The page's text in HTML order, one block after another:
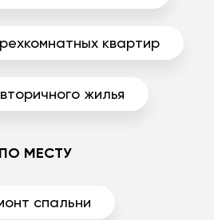
квартир
жилья
ПО МЕСТУ
спальни